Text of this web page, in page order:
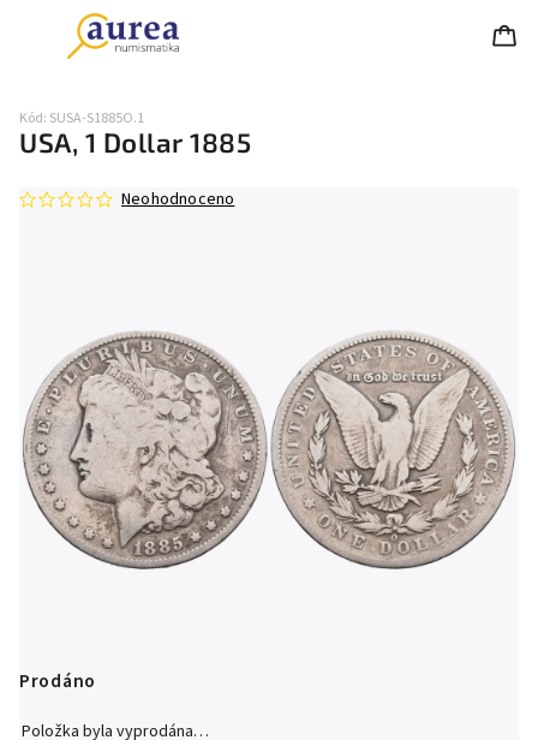
USA, 1 Dollar 1885
Kód: SUSA-S1885O.1
Neohodnoceno
Prodáno
Položka byla vyprodána…